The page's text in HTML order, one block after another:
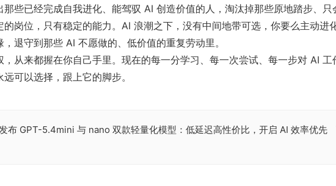
些已经完成自我进化、能驾驭 AI 创造价值的人，淘汰掉那些原地踏步、只
岗位，只有稳定的能力。AI 浪潮之下，没有中间地带可选，你要么主动
退守到那些 AI 不愿做的、低价值的重复劳动里。
从来都握在你自己手里。现在的每一分学习、每一次尝试、每一步对 AI
可以选择，跟上它的脚步。
布 GPT-5.4mini 与 nano 双款轻量化模型：低延迟高性价比，开启 AI 效率优先